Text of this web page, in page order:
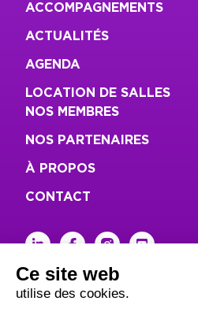
ACCOMPAGNEMENTS
ACTUALITÉS
AGENDA
LOCATION DE SALLES
NOS MEMBRES
NOS PARTENAIRES
À PROPOS
CONTACT